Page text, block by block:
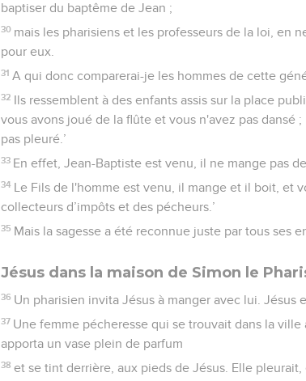
baptiser du baptême de Jean ;
30 mais les pharisiens et les professeurs de la loi, en
pour eux.
31 A qui donc comparerai-je les hommes de cette
32 Ils ressemblent à des enfants assis sur la place
vous avons joué de la flûte et vous n'avez pas dansé
pas pleuré.’
33 En effet, Jean-Baptiste est venu, il ne mange pas
34 Le Fils de l'homme est venu, il mange et il boit, et
collecteurs d’impôts et des pécheurs.’
35 Mais la sagesse a été reconnue juste par tous ses
Jésus dans la maison de Simon le
36 Un pharisien invita Jésus à manger avec lui. Jésus
37 Une femme pécheresse qui se trouvait dans la
apporta un vase plein de parfum
38 et se tint derrière, aux pieds de Jésus. Elle